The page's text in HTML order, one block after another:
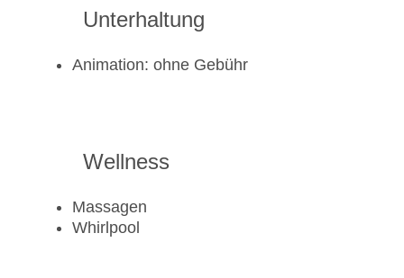
Unterhaltung
Animation: ohne Gebühr
Wellness
Massagen
Whirlpool